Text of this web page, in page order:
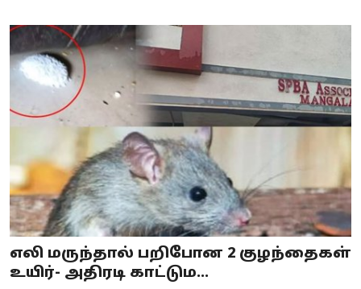
Politics
எலி மருந்தால் பறிபோன 2 குழந்தைகள்
உயிர்- அதிரடி காட்டும...